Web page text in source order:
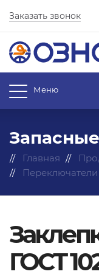
Заказать звонок
Меню
Главная
ГОСТ